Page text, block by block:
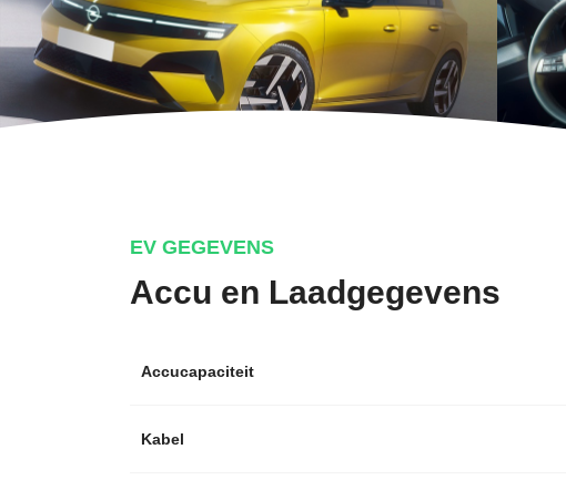
EV GEGEVENS
Accu en Laadgegevens
Accucapaciteit
Kabel